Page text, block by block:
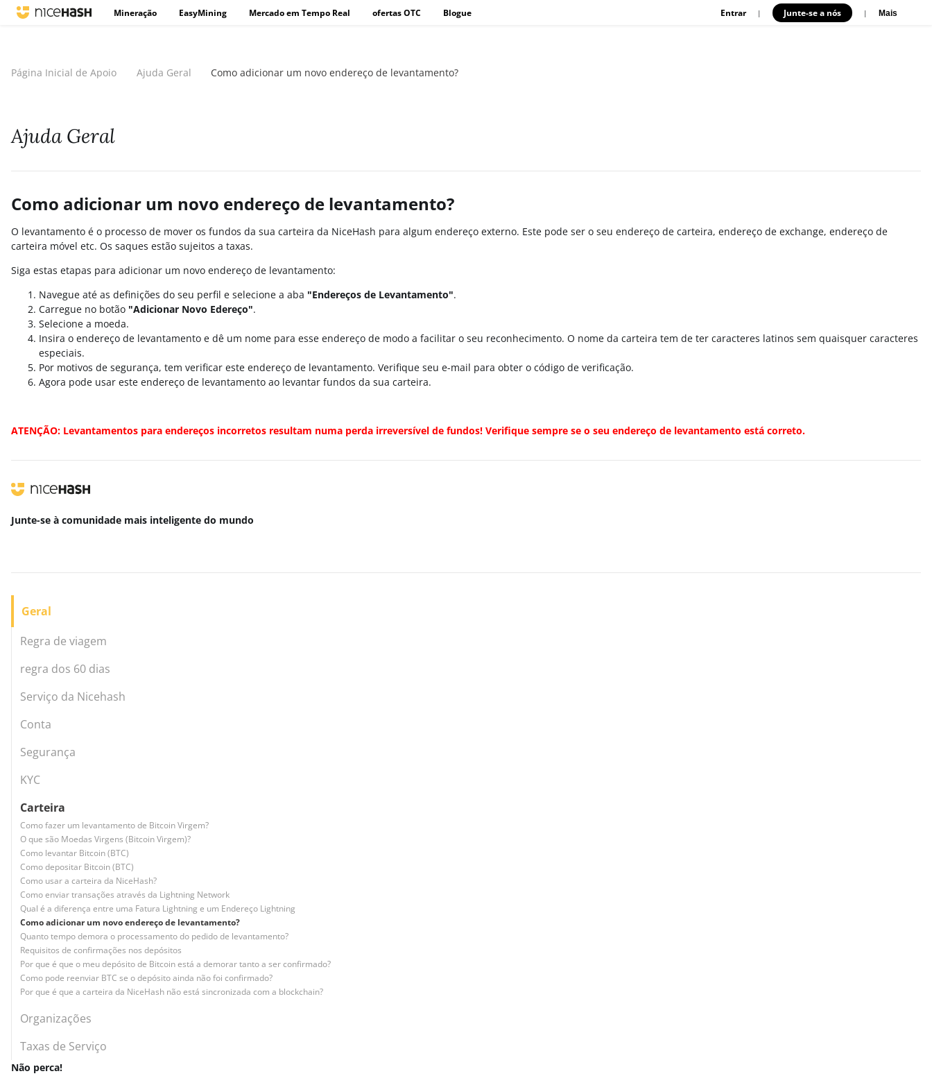
Mineração EasyMining Mercado em Tempo Real ofertas OTC Blogue Entrar | Junte-se a nós | Mais
Página Inicial de Apoio Ajuda Geral Como adicionar um novo endereço de levantamento?
Ajuda Geral
Como adicionar um novo endereço de levantamento?
O levantamento é o processo de mover os fundos da sua carteira da NiceHash para algum endereço externo. Este pode ser o seu endereço de carteira, endereço de exchange, endereço de
carteira móvel etc. Os saques estão sujeitos a taxas.
Siga estas etapas para adicionar um novo endereço de levantamento:
Navegue até as definições do seu perfil e selecione a aba "Endereços de Levantamento".
Carregue no botão "Adicionar Novo Edereço".
Selecione a moeda.
Insira o endereço de levantamento e dê um nome para esse endereço de modo a facilitar o seu reconhecimento. O nome da carteira tem de ter caracteres latinos sem quaisquer caracteres
especiais.
Por motivos de segurança, tem verificar este endereço de levantamento. Verifique seu e-mail para obter o código de verificação.
Agora pode usar este endereço de levantamento ao levantar fundos da sua carteira.
ATENÇÃO: Levantamentos para endereços incorretos resultam numa perda irreversível de fundos! Verifique sempre se o seu endereço de levantamento está correto.
Junte-se à comunidade mais inteligente do mundo
Geral
Regra de viagem
regra dos 60 dias
Serviço da Nicehash
Conta
Segurança
KYC
Carteira
Como fazer um levantamento de Bitcoin Virgem?
O que são Moedas Virgens (Bitcoin Virgem)?
Como levantar Bitcoin (BTC)
Como depositar Bitcoin (BTC)
Como usar a carteira da NiceHash?
Como enviar transações através da Lightning Network
Qual é a diferença entre uma Fatura Lightning e um Endereço Lightning
Como adicionar um novo endereço de levantamento?
Quanto tempo demora o processamento do pedido de levantamento?
Requisitos de confirmações nos depósitos
Por que é que o meu depósito de Bitcoin está a demorar tanto a ser confirmado?
Como pode reenviar BTC se o depósito ainda não foi confirmado?
Por que é que a carteira da NiceHash não está sincronizada com a blockchain?
Organizações
Taxas de Serviço
Não perca!